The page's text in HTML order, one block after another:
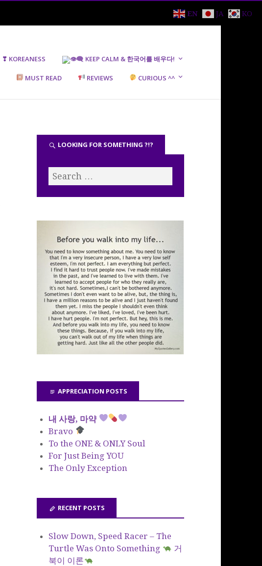
❣ KOREANESS KEEP CALM & 한국어를 배우다!
MUST READ REVIEWS CURIOUS ^^
LOOKING FOR SOMETHING ?!?
APPRECIATION POSTS
내 사랑, 마약
Bravo
To the ONE & ONLY Soul
For Just Being YOU
The Only Exception
RECENT POSTS
Slow Down, Speed Racer – The
Turtle Was Onto Something
거
북이 이론
EN JA KO